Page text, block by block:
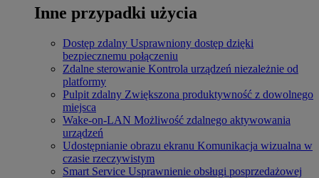
Inne przypadki użycia
Dostęp zdalny Usprawniony dostęp dzięki
bezpiecznemu połączeniu
Zdalne sterowanie Kontrola urządzeń niezależnie od
platformy
Pulpit zdalny Zwiększona produktywność z dowolnego
miejsca
Wake-on-LAN Możliwość zdalnego aktywowania
urządzeń
Udostępnianie obrazu ekranu Komunikacja wizualna w
czasie rzeczywistym
Smart Service Usprawnienie obsługi posprzedażowej